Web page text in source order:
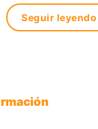
Seguir leyendo